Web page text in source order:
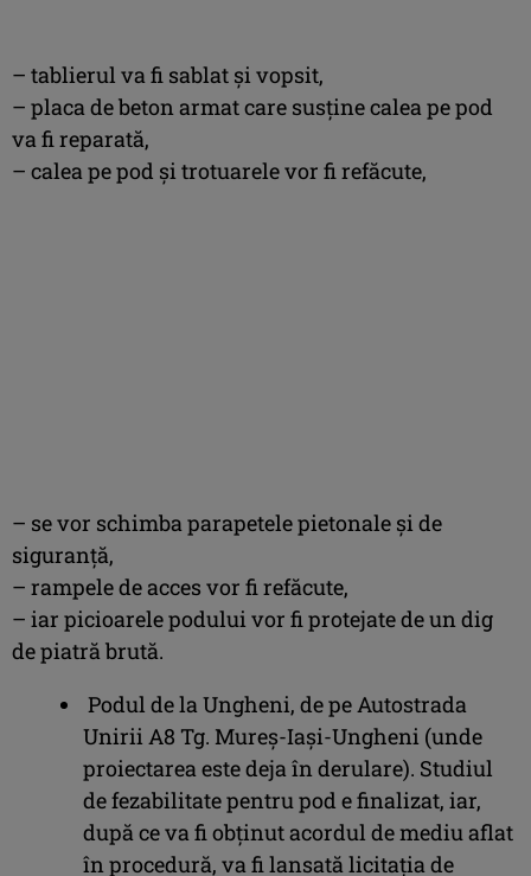
– tablierul va fi sablat și vopsit,
– placa de beton armat care susține calea pe pod
va fi reparată,
– calea pe pod și trotuarele vor fi refăcute,
– se vor schimba parapetele pietonale și de
siguranță,
– rampele de acces vor fi refăcute,
– iar picioarele podului vor fi protejate de un dig
de piatră brută.
Podul de la Ungheni, de pe Autostrada
Unirii A8 Tg. Mureș-Iași-Ungheni (unde
proiectarea este deja în derulare). Studiul
de fezabilitate pentru pod e finalizat, iar,
după ce va fi obținut acordul de mediu aflat
în procedură, va fi lansată licitația de